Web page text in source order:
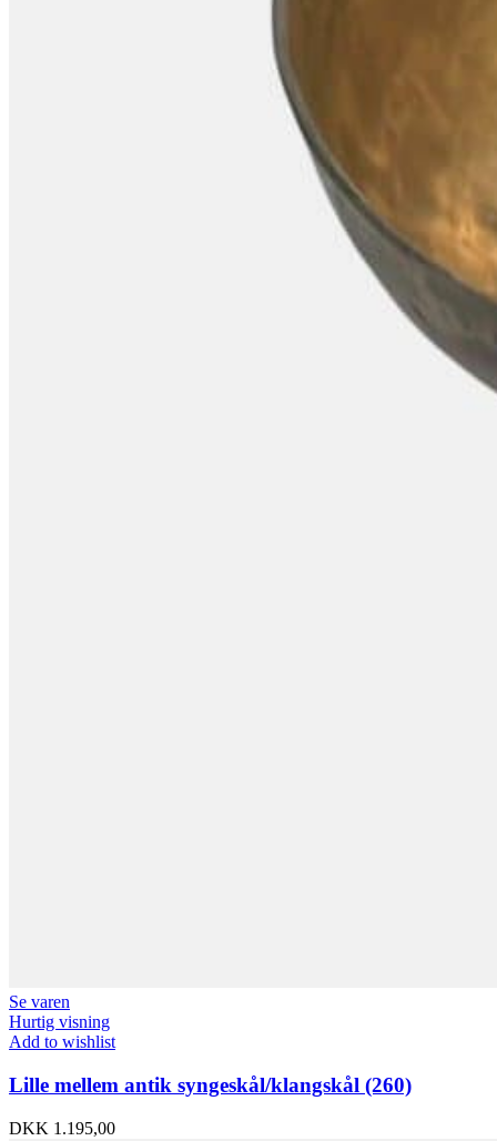
Se varen
Hurtig visning
Add to wishlist
Lille mellem antik syngeskål/klangskål (260)
DKK 1.195,00